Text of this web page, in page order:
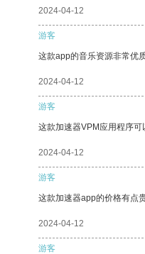
2024-04-12
游客
这款app的音乐资源非常优
2024-04-12
游客
这款加速器VPM应用程序可
2024-04-12
游客
这款加速器app的价格有点
2024-04-12
游客